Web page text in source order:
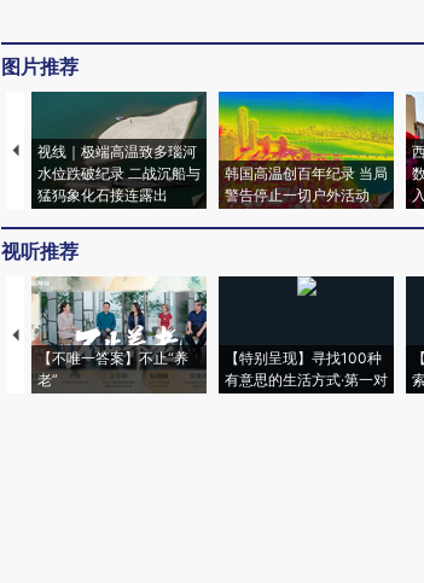
图片推荐
视线｜极端高温致多瑙河
水位跌破纪录 二战沉船与
猛犸象化石接连露出
韩国高温创百年纪录 当局
警告停止一切户外活动
入
视听推荐
【不唯一答案】不止“养
老”
【特别呈现】寻找100种
有意思的生活方式·第一对